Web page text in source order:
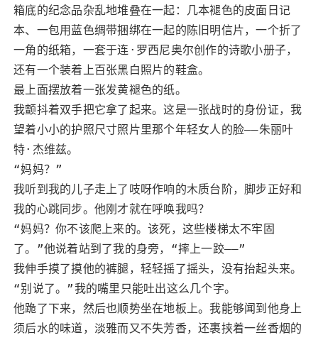
箱底的纪念品杂乱地堆叠在一起：几本褪色的皮面日记
本、一包用蓝色绸带捆绑在一起的陈旧明信片，一个折了
一角的纸箱，一套于连·罗西尼奥尔创作的诗歌小册子，
还有一个装着上百张黑白照片的鞋盒。
最上面摆放着一张发黄褪色的纸。
我颤抖着双手把它拿了起来。这是一张战时的身份证，我
望着小小的护照尺寸照片里那个年轻女人的脸——朱丽叶
特·杰维兹。
“妈妈？”
我听到我的儿子走上了吱呀作响的木质台阶，脚步正好和
我的心跳同步。他刚才就在呼唤我吗？
“妈妈？你不该爬上来的。该死，这些楼梯太不牢固
了。”他说着站到了我的身旁，“摔上一跤——”
我伸手摸了摸他的裤腿，轻轻摇了摇头，没有抬起头来。
“别说了。”我的嘴里只能吐出这么几个字。
他跪了下来，然后也顺势坐在地板上。我能够闻到他身上
须后水的味道，淡雅而又不失芳香，还裹挟着一丝香烟的